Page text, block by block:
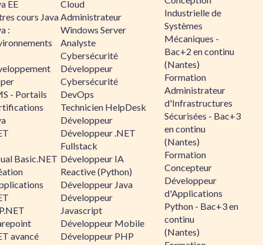
EE
cours Java
:
- Portails
Basic.NET
avancé
Cloud
Administrateur
Windows Server
Analyste
Cybersécurité
Développeur
Cybersécurité
DevOps
Technicien HelpDesk
Développeur
Développeur .NET
Fullstack
Développeur IA
Reactive (Python)
Développeur Java
Développeur
Javascript
Développeur Mobile
Développeur PHP
Industrielle de
Systèmes
Mécaniques -
Bac+2 en continu
(Nantes)
Formation
Administrateur
d'Infrastructures
Sécurisées - Bac+3
en continu
(Nantes)
Formation
Concepteur
Développeur
d'Applications
Python - Bac+3 en
continu
(Nantes)